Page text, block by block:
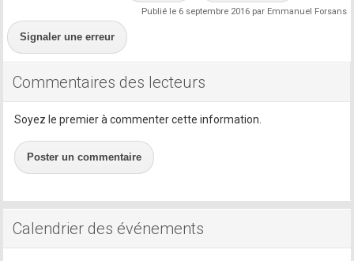
Publié le 6 septembre 2016 par Emmanuel Forsans
Signaler une erreur
Commentaires des lecteurs
Soyez le premier à commenter cette information.
Poster un commentaire
Calendrier des événements